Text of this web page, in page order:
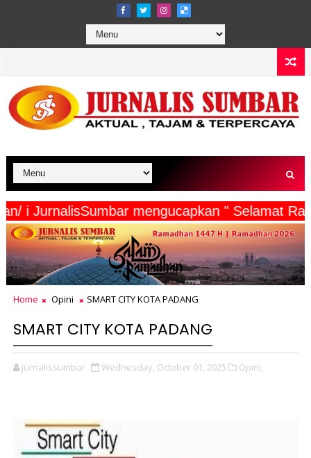
i JurnalisSumbar mengucapkan "
Home Opini SMART CITY KOTA PADANG
SMART CITY KOTA PADANG
jurnalissumbar Wednesday, October 01, 2025 Opini,